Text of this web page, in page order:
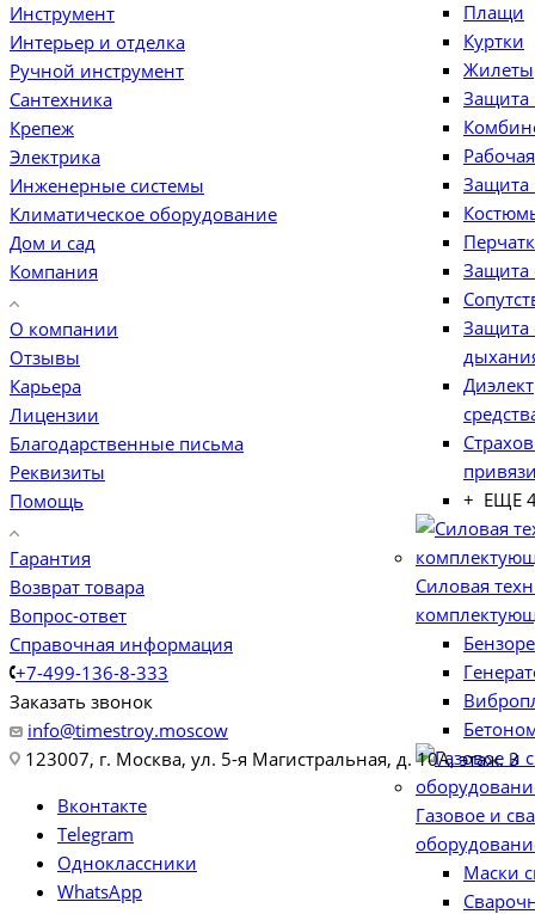
Плащи
Куртки
Жилеты
Защита
Защита
Защита
Защита
+ ЕЩЕ
Силовая
Газовое и
Маски
Инструмент
Интерьер и отделка
Ручной инструмент
Сантехника
Крепеж
Электрика
Инженерные системы
Климатическое оборудование
Дом и сад
Компания
О компании
Отзывы
Карьера
Лицензии
Благодарственные письма
Реквизиты
Помощь
Гарантия
Возврат товара
Вопрос-ответ
Справочная информация
+7-499-136-8-333
Заказать звонок
info@timestroy.moscow
123007, г. Москва, ул. 5-я Магистральная, д. 10А, этаж. 3
Вконтакте
Telegram
Одноклассники
WhatsApp